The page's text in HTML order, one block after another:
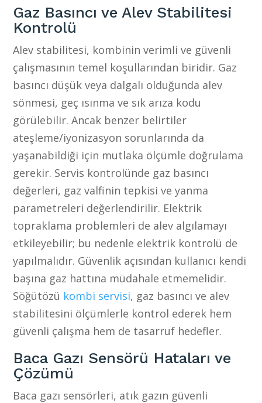
Gaz Basıncı ve Alev Stabilitesi
Kontrolü
Alev stabilitesi, kombinin verimli ve güvenli
çalışmasının temel koşullarından biridir. Gaz
basıncı düşük veya dalgalı olduğunda alev
sönmesi, geç ısınma ve sık arıza kodu
görülebilir. Ancak benzer belirtiler
ateşleme/iyonizasyon sorunlarında da
yaşanabildiği için mutlaka ölçümle doğrulama
gerekir. Servis kontrolünde gaz basıncı
değerleri, gaz valfinin tepkisi ve yanma
parametreleri değerlendirilir. Elektrik
topraklama problemleri de alev algılamayı
etkileyebilir; bu nedenle elektrik kontrolü de
yapılmalıdır. Güvenlik açısından kullanıcı kendi
başına gaz hattına müdahale etmemelidir.
Söğütözü kombi servisi, gaz basıncı ve alev
stabilitesini ölçümlerle kontrol ederek hem
güvenli çalışma hem de tasarruf hedefler.
Baca Gazı Sensörü Hataları ve
Çözümü
Baca gazı sensörleri, atık gazın güvenli